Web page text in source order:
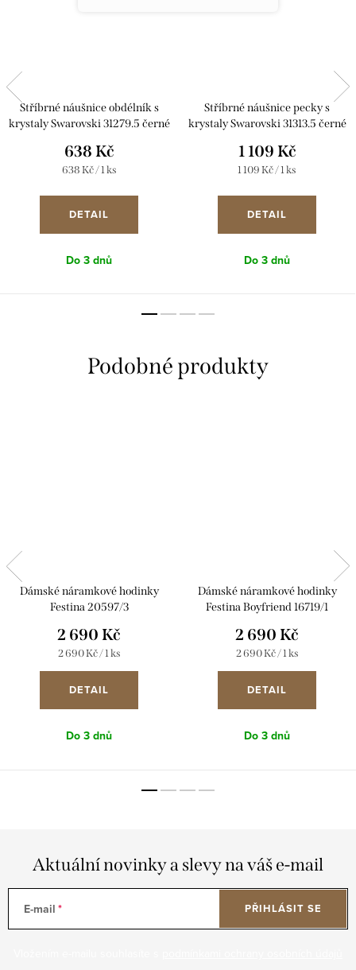
Stříbrné náušnice obdélník s
krystaly Swarovski 31279.5 černé
638 Kč
Měrná
638 Kč / 1 ks
DETAIL
Do 3 dnů
Stříbrné náušnice pecky s
krystaly Swarovski 31313.5 černé
1 109 Kč
Měrná
1 109 Kč / 1 ks
DETAIL
Do 3 dnů
Dámské náramkové hodinky
Festina 20597/3
2 690 Kč
Měrná
2 690 Kč / 1 ks
DETAIL
Do 3 dnů
Dámské náramkové hodinky
Festina Boyfriend 16719/1
2 690 Kč
Měrná
2 690 Kč / 1 ks
DETAIL
Do 3 dnů
Aktuální novinky a slevy na váš e-mail
E-mail PŘIHLÁSIT SE